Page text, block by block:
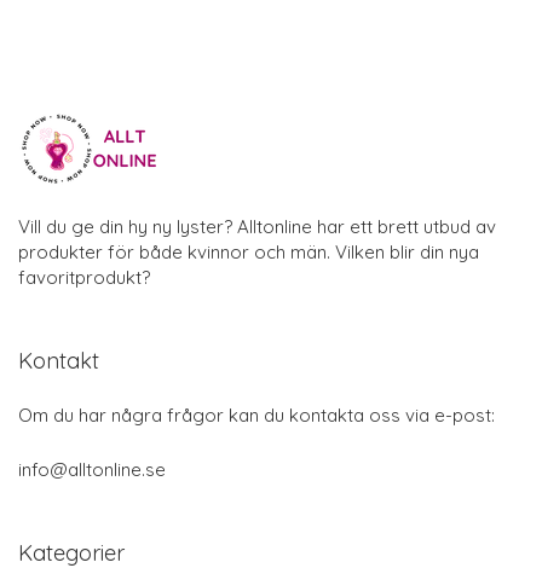
Vill du ge din hy ny lyster? Alltonline har ett brett utbud av
produkter för både kvinnor och män. Vilken blir din nya
favoritprodukt?
Kontakt
Om du har några frågor kan du kontakta oss via e-post:
info@alltonline.se
Kategorier